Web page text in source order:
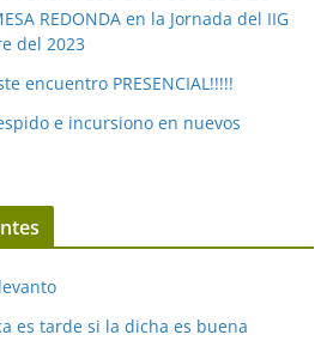
REDONDA en la Jornada del IIG
del 2023
encuentro PRESENCIAL!!!!!
e incursiono en nuevos
es tarde si la dicha es buena